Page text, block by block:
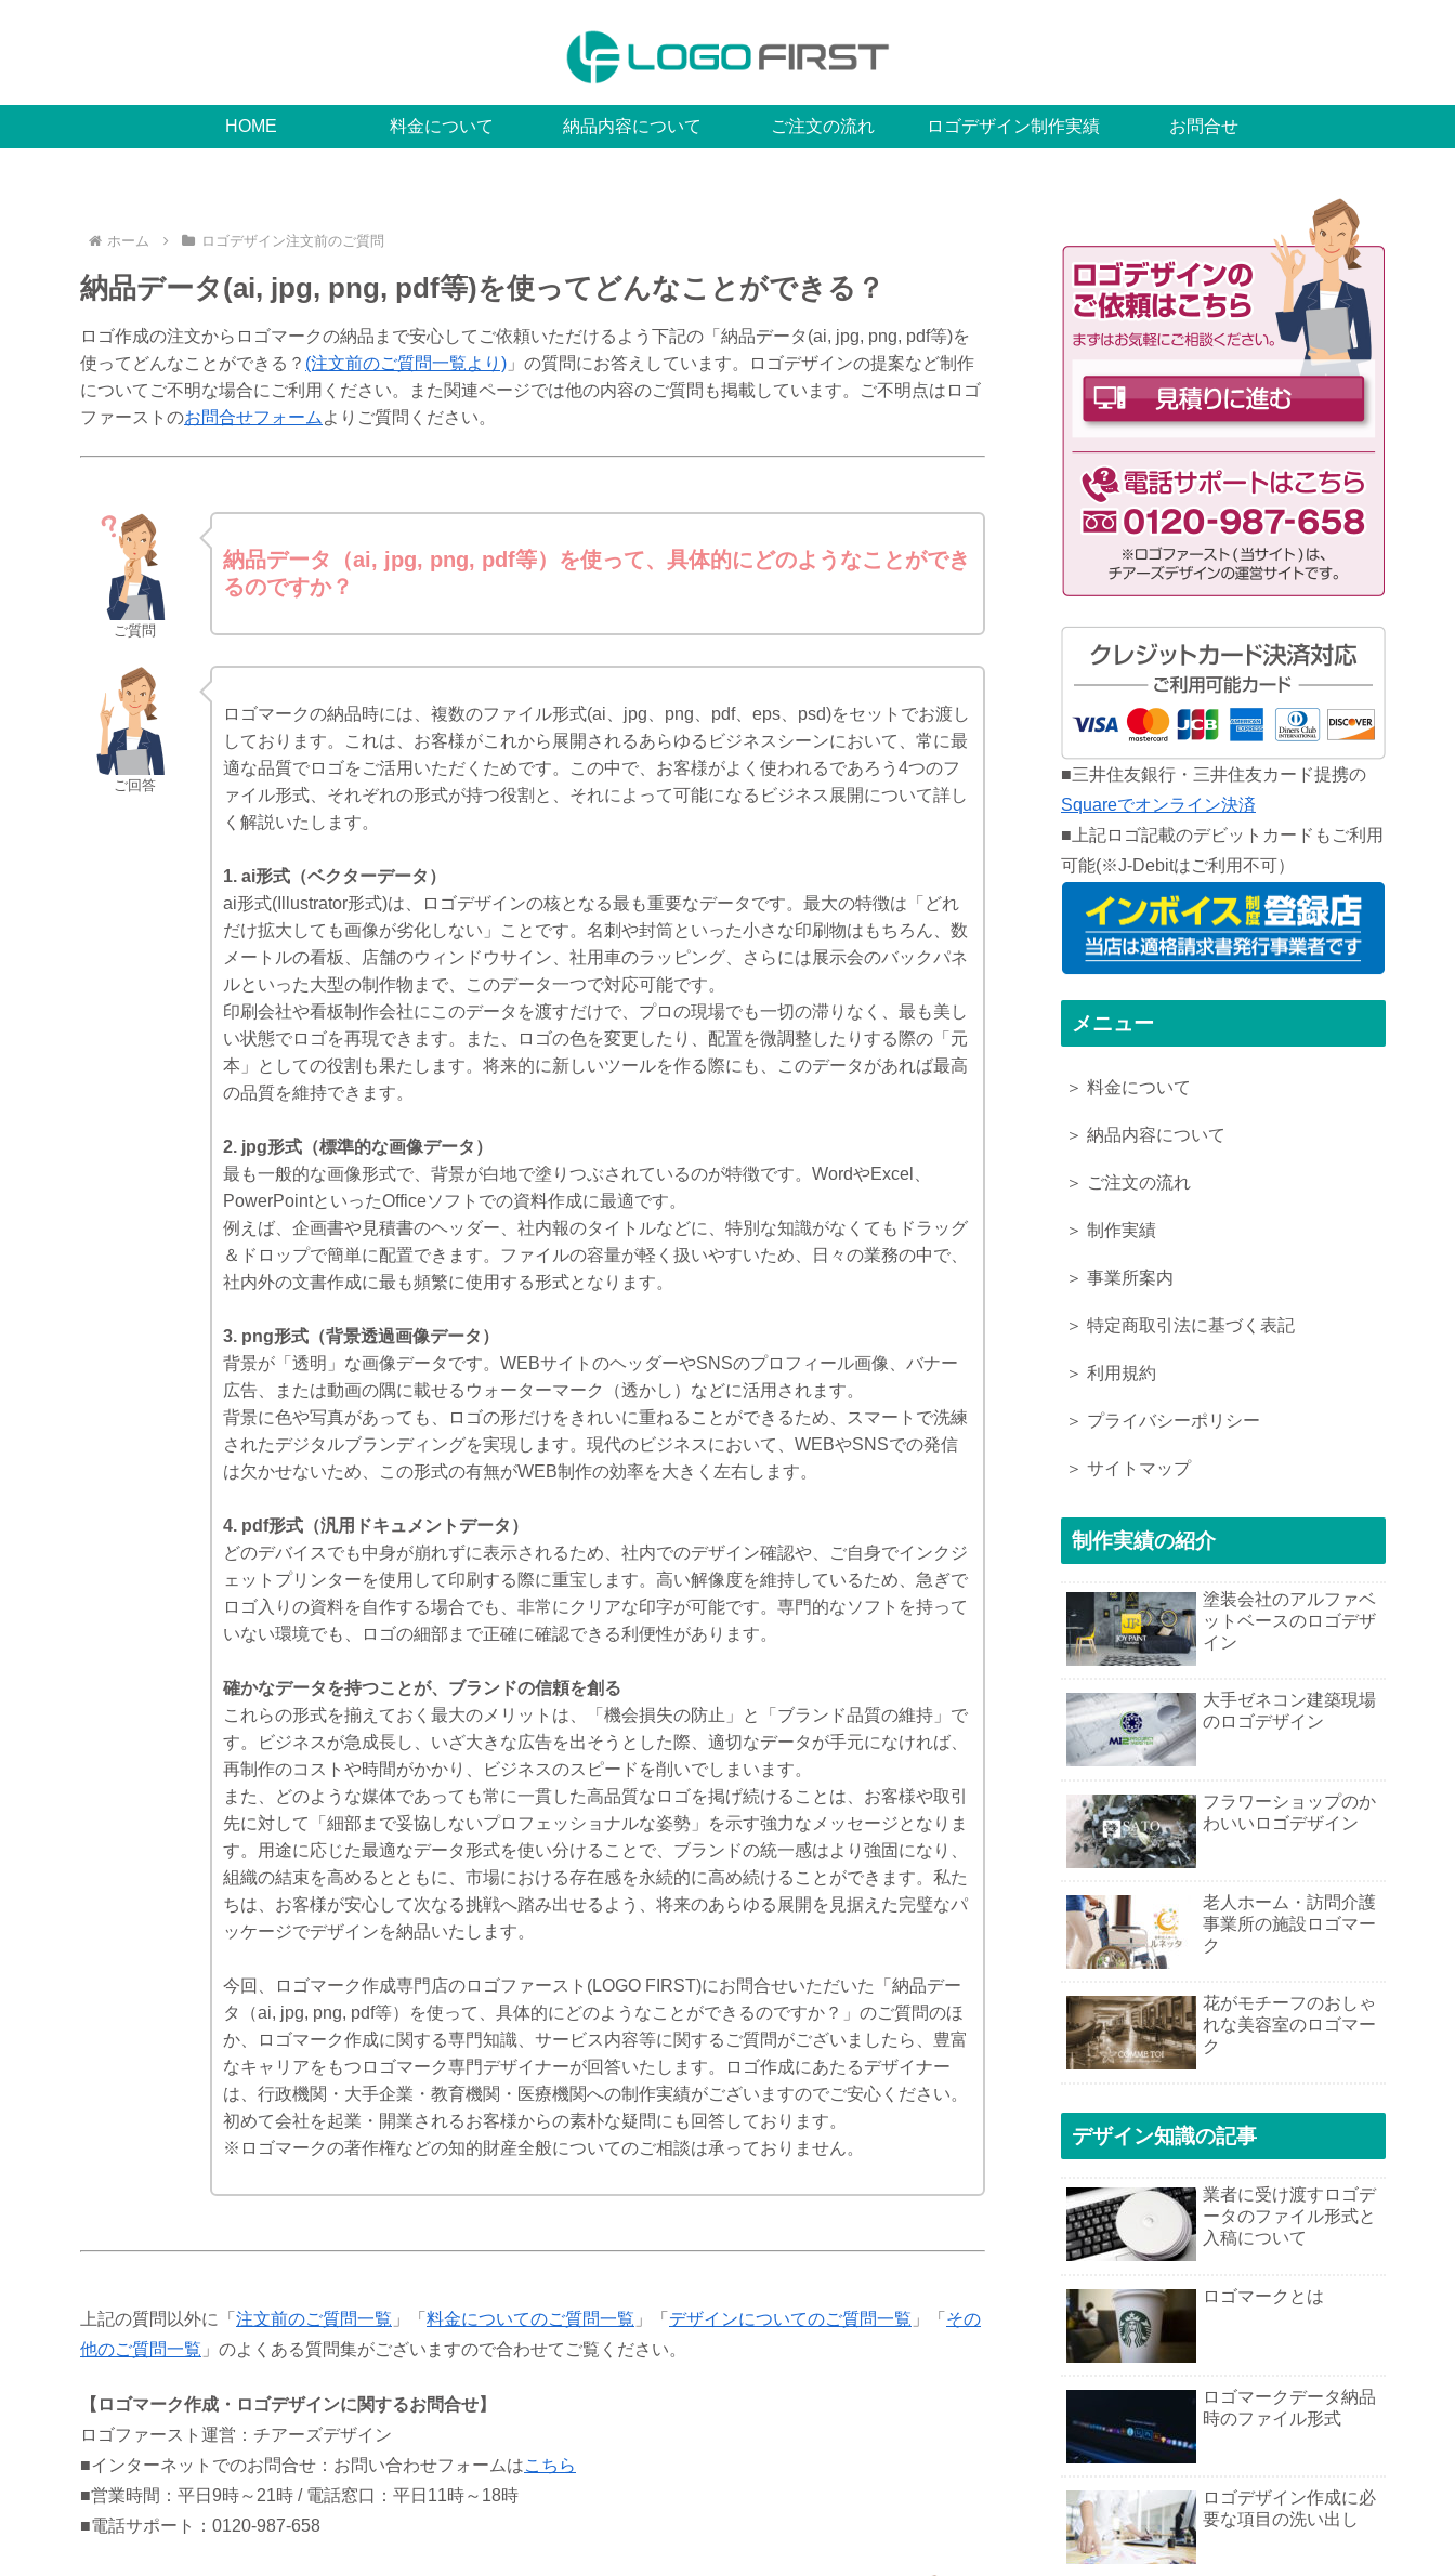
HOME 料金について 納品内容について ご注文の流れ ロゴデザイン制作実績 お問合せ
ホーム ロゴデザイン注文前のご質問
納品データ(ai, jpg, png, pdf等)を使ってどんなことができる？
ロゴ作成の注文からロゴマークの納品まで安心してご依頼いただけるよう下記の「納品データ(ai, jpg, png, pdf等)を
使ってどんなことができる？ (注文前のご質問一覧より) 」の質問にお答えしています。ロゴデザインの提案など制作
についてご不明な場合にご利用ください。また関連ページでは他の内容のご質問も掲載しています。ご不明点はロゴ
ファーストのお問合せフォーム よりご質問ください。
ご質問
納品データ（ai, jpg, png, pdf等）を使って、具体的にどのようなことができ
るのですか？
ご回答
ロゴマークの納品時には、複数のファイル形式(ai、jpg、png、pdf、eps、psd)をセットでお渡し
しております。これは、お客様がこれから展開されるあらゆるビジネスシーンにおいて、常に最
適な品質でロゴをご活用いただくためです。この中で、お客様がよく使われるであろう4つのフ
ァイル形式、それぞれの形式が持つ役割と、それによって可能になるビジネス展開について詳し
く解説いたします。
1. ai形式（ベクターデータ）
ai形式(Illustrator形式)は、ロゴデザインの核となる最も重要なデータです。最大の特徴は「どれ
だけ拡大しても画像が劣化しない」ことです。名刺や封筒といった小さな印刷物はもちろん、数
メートルの看板、店舗のウィンドウサイン、社用車のラッピング、さらには展示会のバックパネ
ルといった大型の制作物まで、このデータ一つで対応可能です。
印刷会社や看板制作会社にこのデータを渡すだけで、プロの現場でも一切の滞りなく、最も美し
い状態でロゴを再現できます。また、ロゴの色を変更したり、配置を微調整したりする際の「元
本」としての役割も果たします。将来的に新しいツールを作る際にも、このデータがあれば最高
の品質を維持できます。
2. jpg形式（標準的な画像データ）
最も一般的な画像形式で、背景が白地で塗りつぶされているのが特徴です。WordやExcel、
PowerPointといったOfficeソフトでの資料作成に最適です。
例えば、企画書や見積書のヘッダー、社内報のタイトルなどに、特別な知識がなくてもドラッグ
＆ドロップで簡単に配置できます。ファイルの容量が軽く扱いやすいため、日々の業務の中で、
社内外の文書作成に最も頻繁に使用する形式となります。
3. png形式（背景透過画像データ）
背景が「透明」な画像データです。WEBサイトのヘッダーやSNSのプロフィール画像、バナー
広告、または動画の隅に載せるウォーターマーク（透かし）などに活用されます。
背景に色や写真があっても、ロゴの形だけをきれいに重ねることができるため、スマートで洗練
されたデジタルブランディングを実現します。現代のビジネスにおいて、WEBやSNSでの発信
は欠かせないため、この形式の有無がWEB制作の効率を大きく左右します。
4. pdf形式（汎用ドキュメントデータ）
どのデバイスでも中身が崩れずに表示されるため、社内でのデザイン確認や、ご自身でインクジ
ェットプリンターを使用して印刷する際に重宝します。高い解像度を維持しているため、急ぎで
ロゴ入りの資料を自作する場合でも、非常にクリアな印字が可能です。専門的なソフトを持って
いない環境でも、ロゴの細部まで正確に確認できる利便性があります。
確かなデータを持つことが、ブランドの信頼を創る
これらの形式を揃えておく最大のメリットは、「機会損失の防止」と「ブランド品質の維持」で
す。ビジネスが急成長し、いざ大きな広告を出そうとした際、適切なデータが手元になければ、
再制作のコストや時間がかかり、ビジネスのスピードを削いでしまいます。
また、どのような媒体であっても常に一貫した高品質なロゴを掲げ続けることは、お客様や取引
先に対して「細部まで妥協しないプロフェッショナルな姿勢」を示す強力なメッセージとなりま
す。用途に応じた最適なデータ形式を使い分けることで、ブランドの統一感はより強固になり、
組織の結束を高めるとともに、市場における存在感を永続的に高め続けることができます。私た
ちは、お客様が安心して次なる挑戦へ踏み出せるよう、将来のあらゆる展開を見据えた完璧なパ
ッケージでデザインを納品いたします。
今回、ロゴマーク作成専門店のロゴファースト(LOGO FIRST)にお問合せいただいた「納品デー
タ（ai, jpg, png, pdf等）を使って、具体的にどのようなことができるのですか？」のご質問のほ
か、ロゴマーク作成に関する専門知識、サービス内容等に関するご質問がございましたら、豊富
なキャリアをもつロゴマーク専門デザイナーが回答いたします。ロゴ作成にあたるデザイナー
は、行政機関・大手企業・教育機関・医療機関への制作実績がございますのでご安心ください。
初めて会社を起業・開業されるお客様からの素朴な疑問にも回答しております。
※ロゴマークの著作権などの知的財産全般についてのご相談は承っておりません。
上記の質問以外に「 注文前のご質問一覧 」「 料金についてのご質問一覧 」「 デザインについてのご質問一覧 」「 その
他のご質問一覧 」のよくある質問集がございますので合わせてご覧ください。
【ロゴマーク作成・ロゴデザインに関するお問合せ】
ロゴファースト運営：チアーズデザイン
■インターネットでのお問合せ：お問い合わせフォームはこちら
■営業時間：平日9時～21時 / 電話窓口：平日11時～18時
■電話サポート：0120-987-658
■三井住友銀行・三井住友カード提携の
Squareでオンライン決済
■上記ロゴ記載のデビットカードもご利用
可能(※J-Debitはご利用不可）
メニュー
＞ 料金について
＞ 納品内容について
＞ ご注文の流れ
＞ 制作実績
＞ 事業所案内
＞ 特定商取引法に基づく表記
＞ 利用規約
＞ プライバシーポリシー
＞ サイトマップ
制作実績の紹介
塗装会社のアルファベ
ットベースのロゴデザ
イン
大手ゼネコン建築現場
のロゴデザイン
フラワーショップのか
わいいロゴデザイン
老人ホーム・訪問介護
事業所の施設ロゴマー
ク
花がモチーフのおしゃ
れな美容室のロゴマー
ク
デザイン知識の記事
業者に受け渡すロゴデ
ータのファイル形式と
入稿について
ロゴマークとは
ロゴマークデータ納品
時のファイル形式
ロゴデザイン作成に必
要な項目の洗い出し